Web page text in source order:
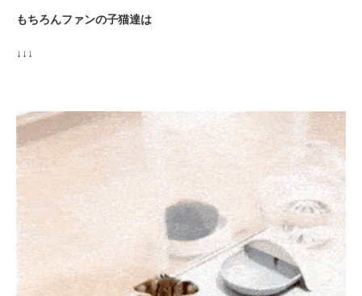
もちろんファンの子猫達は
↓↓↓
PECOアプリをダウンロード済みの方
アプリで開く